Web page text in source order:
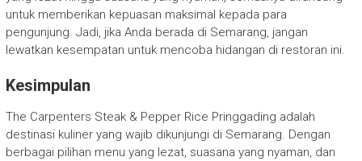
untuk memberikan kepuasan maksimal kepada para
pengunjung. Jadi, jika Anda berada di Semarang, jangan
lewatkan kesempatan untuk mencoba hidangan di restoran ini.
Kesimpulan
The Carpenters Steak & Pepper Rice Pringgading adalah
destinasi kuliner yang wajib dikunjungi di Semarang. Dengan
berbagai pilihan menu yang lezat, suasana yang nyaman, dan